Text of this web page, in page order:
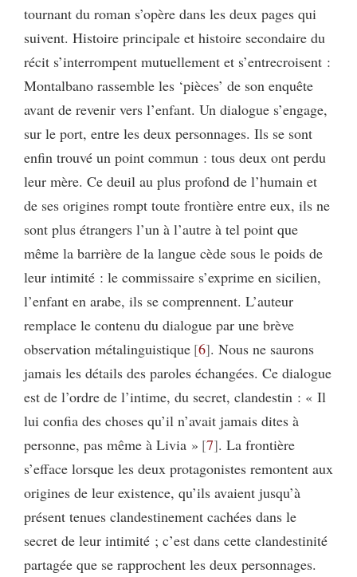
tournant du roman s’opère dans les deux pages qui
suivent. Histoire principale et histoire secondaire du
récit s’interrompent mutuellement et s’entrecroisent :
Montalbano rassemble les ‘pièces’ de son enquête
avant de revenir vers l’enfant. Un dialogue s’engage,
sur le port, entre les deux personnages. Ils se sont
enfin trouvé un point commun : tous deux ont perdu
leur mère. Ce deuil au plus profond de l’humain et
de ses origines rompt toute frontière entre eux, ils ne
sont plus étrangers l’un à l’autre à tel point que
même la barrière de la langue cède sous le poids de
leur intimité : le commissaire s’exprime en sicilien,
l’enfant en arabe, ils se comprennent. L’auteur
remplace le contenu du dialogue par une brève
observation métalinguistique 6 . Nous ne saurons
jamais les détails des paroles échangées. Ce dialogue
est de l’ordre de l’intime, du secret, clandestin : « Il
lui confia des choses qu’il n’avait jamais dites à
personne, pas même à Livia » 7 . La frontière
s’efface lorsque les deux protagonistes remontent aux
origines de leur existence, qu’ils avaient jusqu’à
présent tenues clandestinement cachées dans le
secret de leur intimité ; c’est dans cette clandestinité
partagée que se rapprochent les deux personnages.